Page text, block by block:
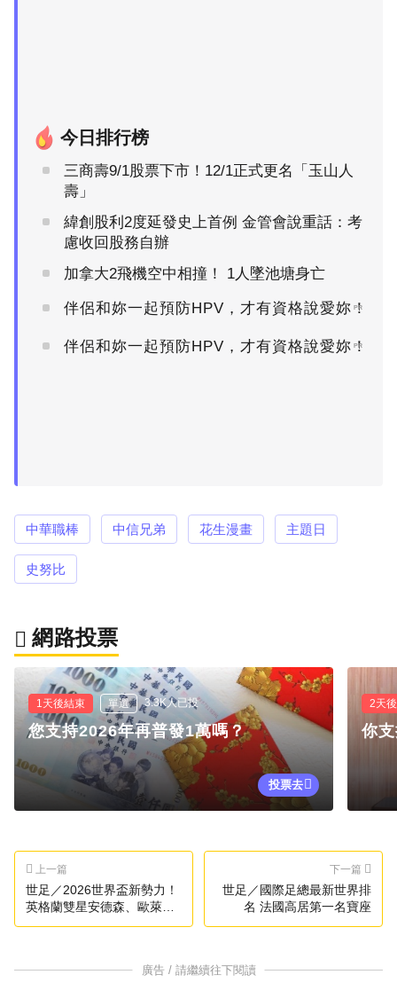
今日排行榜
三商壽9/1股票下市！12/1正式更名「玉山人
壽」
緯創股利2度延發史上首例 金管會說重話：考
慮收回股務自辦
加拿大2飛機空中相撞！ 1人墜池塘身亡
伴侶和妳一起預防HPV，才有資格說愛妳！
PR
伴侶和妳一起預防HPV，才有資格說愛妳！
PR
中華職棒 中信兄弟 花生漫畫 主題日
史努比
網路投票
1天後結束 單選 3.3K人已投
您支持2026年再普發1萬嗎？
投票去
2天
你
上一篇
世足／2026世界盃新勢力！
英格蘭雙星安德森、歐萊禮
受矚目
下一篇
世足／國際足總最新世界排
名 法國高居第一名寶座
廣告 / 請繼續往下閱讀